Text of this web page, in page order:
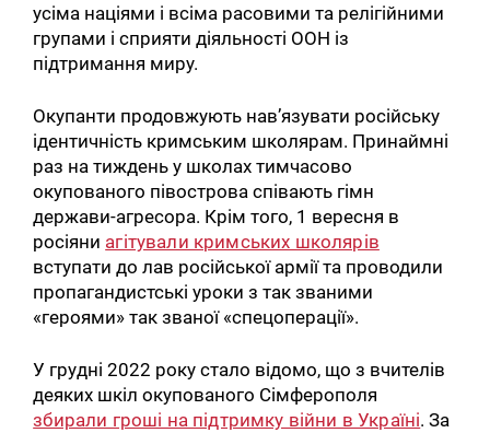
усіма націями і всіма расовими та релігійними
групами і сприяти діяльності ООН із
підтримання миру.
Окупанти продовжують нав’язувати російську
ідентичність кримським школярам. Принаймні
раз на тиждень у школах тимчасово
окупованого півострова співають гімн
держави-агресора. Крім того, 1 вересня в
росіяни агітували кримських школярів
вступати до лав російської армії та проводили
пропагандистські уроки з так званими
«героями» так званої «спецоперації».
У грудні 2022 року стало відомо, що з вчителів
деяких шкіл окупованого Сімферополя
збирали гроші на підтримку війни в Україні. За